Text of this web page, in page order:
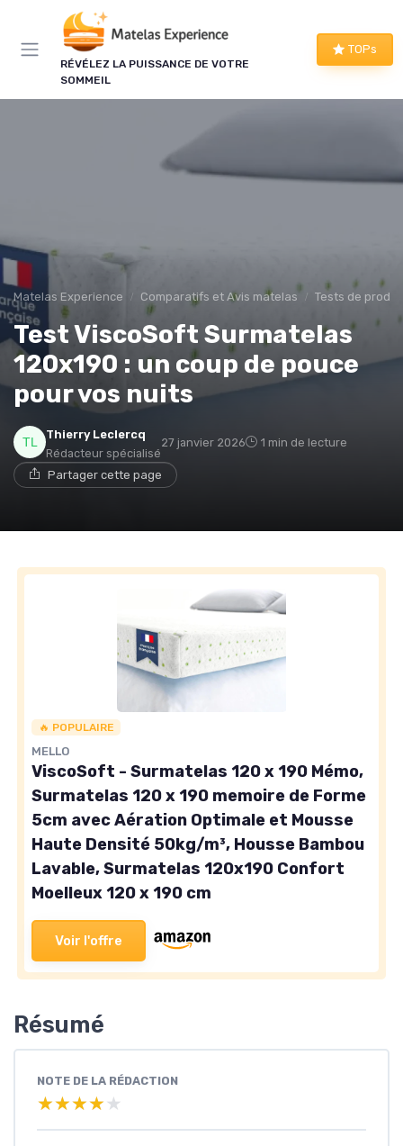
RÉVÉLEZ LA PUISSANCE DE VOTRE
SOMMEIL
TOPs
Matelas Experience Comparatifs et Avis matelas Tests de
Test ViscoSoft Surmatelas
120x190 : un coup de pouce
pour vos nuits
Thierry Leclercq
Rédacteur spécialisé
27 janvier 2026 1 min de lecture
Partager cette page
🔥 POPULAIRE
MELLO
ViscoSoft - Surmatelas 120 x 190 Mémo,
Surmatelas 120 x 190 memoire de Forme
5cm avec Aération Optimale et Mousse
Haute Densité 50kg/m³, Housse Bambou
Lavable, Surmatelas 120x190 Confort
Moelleux 120 x 190 cm
Voir l'offre
Résumé
NOTE DE LA RÉDACTION
★★★★★
★★★★★
→ Je rejoins le club
* En rejoignant le club, j'accepte de recevoir les emails
Panneau de gestion des cookies